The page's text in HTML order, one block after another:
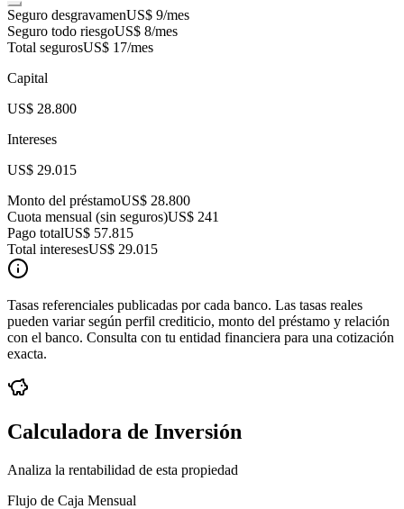
Seguro desgravamenUS$ 9/mes
Seguro todo riesgoUS$ 8/mes
Total segurosUS$ 17/mes
Capital
US$ 28.800
Intereses
US$ 29.015
Monto del préstamoUS$ 28.800
Cuota mensual (sin seguros)US$ 241
Pago totalUS$ 57.815
Total interesesUS$ 29.015
Tasas referenciales publicadas por cada banco. Las tasas reales
pueden variar según perfil crediticio, monto del préstamo y relación
con el banco. Consulta con tu entidad financiera para una cotización
exacta.
Calculadora de Inversión
Analiza la rentabilidad de esta propiedad
Flujo de Caja Mensual